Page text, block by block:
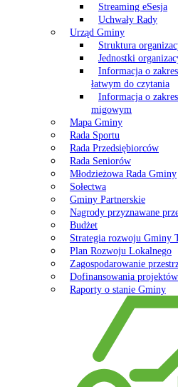
Streaming eSesja
Uchwały Rady
Urząd Gminy
Struktura
Jednostki
Informacja o
łatwym do czytania
Informacja o
migowym
Mapa Gminy
Rada Sportu
Rada Przedsiębiorców
Rada Seniorów
Młodzieżowa Rada Gminy
Sołectwa
Gminy Partnerskie
Nagrody przyznawane
Budżet
Strategia rozwoju Gminy
Plan Rozwoju Lokalnego
Zagospodarowanie
Dofinansowania projektów
Raporty o stanie Gminy